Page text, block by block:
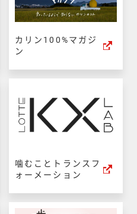
カリン100%マガジ
ン
噛むことトランスフ
ォーメーション